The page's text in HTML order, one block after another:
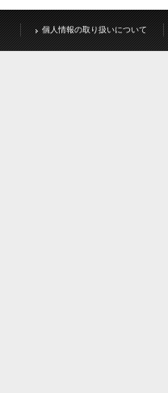
個人情報の取り扱いについて